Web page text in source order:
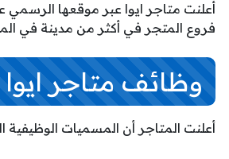
أعلنت متاجر ايوا عبر موقعها
فروع المتجر في أكثر من مدينة في
وظائف متاجر ايوا
أعلنت المتاجر أن المسميات الوظيفية